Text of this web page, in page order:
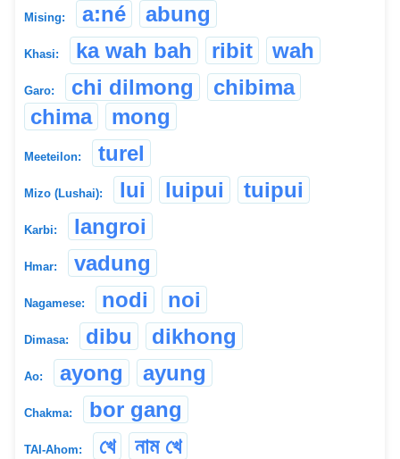
Mising: a:né abung
Khasi: ka wah bah ribit wah
Garo: chi dilmong
chibima
chima
mong
Meeteilon: turel
Mizo (Lushai): lui luipui tuipui
Karbi: langroi
Hmar: vadung
Nagamese: nodi noi
Dimasa: dibu dikhong
Ao: ayong ayung
Chakma: bor gang
TAI-Ahom: খে নাম খে